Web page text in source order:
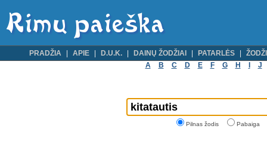
PRADŽIA APIE D.U.K. DAINŲ ŽODŽIAI PATARLĖS
A
B C D E F G H J
Pilnas žodis Pabaiga